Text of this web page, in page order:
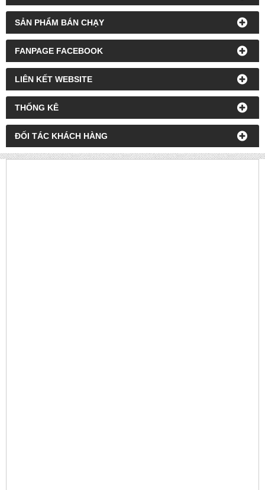
SẢN PHẨM BÁN CHẠY
FANPAGE FACEBOOK
LIÊN KẾT WEBSITE
THỐNG KÊ
ĐỐI TÁC KHÁCH HÀNG